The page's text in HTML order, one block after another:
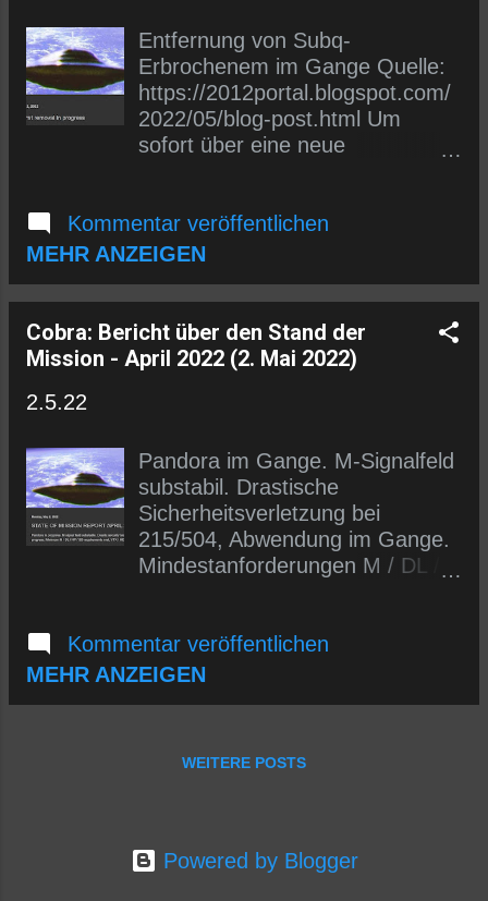
Entfernung von Subq-
Erbrochenem im Gange Quelle:
https://2012portal.blogspot.com/
2022/05/blog-post.html Um
sofort über eine neue
in den E-Mail-Verteiler (siehe
links) eintragen oder uns auf
https://t.me/wlmmgermancobrap
osts
Kommentar veröffentlichen
MEHR ANZEIGEN
Cobra: Bericht über den Stand der
Mission - April 2022 (2. Mai 2022)
2.5.22
Pandora im Gange. M-Signalfeld
substabil. Drastische
Sicherheitsverletzung bei
215/504, Abwendung im Gange.
Mindestanforderungen M / DL /
Quelle:
https://2012portal.blogspot.com/
Übersetzung informiert zu
links) eintragen oder uns auf
Telegram folgen.
Kommentar veröffentlichen
MEHR ANZEIGEN
WEITERE POSTS
Powered by Blogger